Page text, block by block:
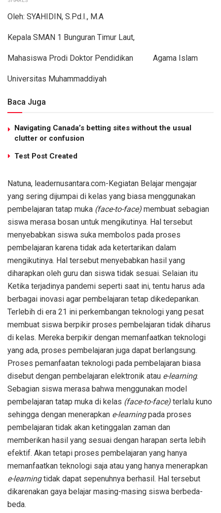
Oleh: SYAHIDIN, S.Pd.I., M.A
Kepala SMAN 1 Bunguran Timur Laut,
Mahasiswa Prodi Doktor Pendidikan Agama Islam
Universitas Muhammaddiyah
Baca Juga
Navigating Canada’s betting sites without the usual
clutter or confusion
Test Post Created
Natuna, leadernusantara.com-Kegiatan Belajar mengajar
yang sering dijumpai di kelas yang biasa menggunakan
pembelajaran tatap muka (face-to-face) membuat sebagian
siswa merasa bosan untuk mengikutinya. Hal tersebut
menyebabkan siswa suka membolos pada proses
pembelajaran karena tidak ada ketertarikan dalam
mengikutinya. Hal tersebut menyebabkan hasil yang
diharapkan oleh guru dan siswa tidak sesuai. Selaian itu
Ketika terjadinya pandemi seperti saat ini, tentu harus ada
berbagai inovasi agar pembelajaran tetap dikedepankan.
Terlebih di era 21 ini perkembangan teknologi yang pesat
membuat siswa berpikir proses pembelajaran tidak diharus
di kelas. Mereka berpikir dengan memanfaatkan teknologi
yang ada, proses pembelajaran juga dapat berlangsung.
Proses pemanfaatan teknologi pada pembelajaran biasa
disebut dengan pembelajaran elektronik atau e-learning.
Sebagian siswa merasa bahwa menggunakan model
pembelajaran tatap muka di kelas (face-to-face) terlalu kuno
sehingga dengan menerapkan e-learningpada proses
pembelajaran tidak akan ketinggalan zaman dan
memberikan hasil yang sesuai dengan harapan serta lebih
efektif. Akan tetapi proses pembelajaran yang hanya
memanfaatkan teknologi saja atau yang hanya menerapkan
e-learningtidak dapat sepenuhnya berhasil. Hal tersebut
dikarenakan gaya belajar masing-masing siswa berbeda-
beda.